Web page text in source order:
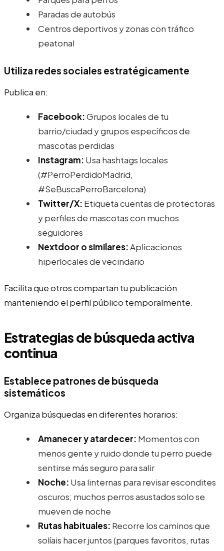
Paradas de autobús
Centros deportivos y zonas con tráfico
peatonal
Utiliza redes sociales estratégicamente
Publica en:
Facebook:Grupos locales de tu
barrio/ciudad y grupos específicos de
mascotas perdidas
Instagram: Usa hashtags locales
(#PerroPerdidoMadrid,
#SeBuscaPerroBarcelona)
Twitter/X: Etiqueta cuentas de protectoras
y perfiles de mascotas con muchos
seguidores
Nextdoor o similares:Aplicaciones
hiperlocales de vecindario
Facilita que otros compartan tu publicación
manteniendo el perfil público temporalmente.
Estrategias de búsqueda activa
continua
Establece patrones de búsqueda
sistemáticos
Organiza búsquedas en diferentes horarios:
Amanecer y atardecer: Momentos con
menos gente y ruido donde tu perro puede
sentirse más seguro para salir
Noche: Usa linternas para revisar escondites
oscuros; muchos perros asustados solo se
mueven de noche
Rutas habituales: Recorre los caminos que
solíais hacer juntos (parques favoritos, rutas